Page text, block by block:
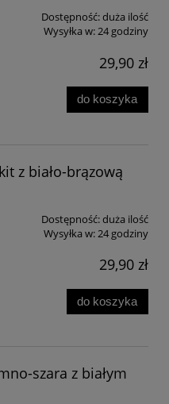
Dostępność:duża ilość
Wysyłka w:24 godziny
29,90 zł
do koszyka
z biało-brązową
Dostępność:duża ilość
Wysyłka w:24 godziny
29,90 zł
do koszyka
szara z białym